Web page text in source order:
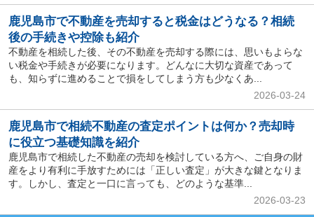
鹿児島市で不動産を売却すると税金はどうなる？相続
後の手続きや控除も紹介
不動産を相続した後、その不動産を売却する際には、思いもよらな
い税金や手続きが必要になります。どんなに大切な資産であって
も、知らずに進めることで損をしてしまう方も少なくあ...
2026-03-24
鹿児島市で相続不動産の査定ポイントは何か？売却時
に役立つ基礎知識を紹介
鹿児島市で相続した不動産の売却を検討している方へ、ご自身の財
産をより有利に手放すためには「正しい査定」が大きな鍵となりま
す。しかし、査定と一口に言っても、どのような基準...
2026-03-23